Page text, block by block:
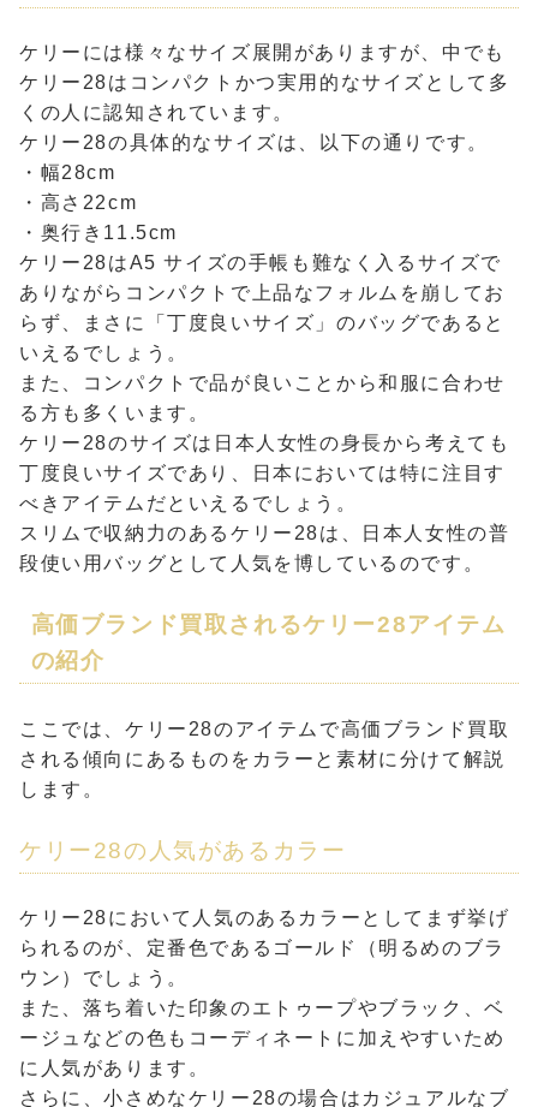
ケリーには様々なサイズ展開がありますが、中でも
ケリー28はコンパクトかつ実用的なサイズとして多
くの人に認知されています。
ケリー28の具体的なサイズは、以下の通りです。
・幅28cm
・高さ22cm
・奥行き11.5cm
ケリー28はA5 サイズの手帳も難なく入るサイズで
ありながらコンパクトで上品なフォルムを崩してお
らず、まさに「丁度良いサイズ」のバッグであると
いえるでしょう。
また、コンパクトで品が良いことから和服に合わせ
る方も多くいます。
ケリー28のサイズは日本人女性の身長から考えても
丁度良いサイズであり、日本においては特に注目す
べきアイテムだといえるでしょう。
スリムで収納力のあるケリー28は、日本人女性の普
段使い用バッグとして人気を博しているのです。
高価ブランド買取されるケリー28アイテム
の紹介
ここでは、ケリー28のアイテムで高価ブランド買取
される傾向にあるものをカラーと素材に分けて解説
します。
ケリー28の人気があるカラー
ケリー28において人気のあるカラーとしてまず挙げ
られるのが、定番色であるゴールド（明るめのブラ
ウン）でしょう。
また、落ち着いた印象のエトゥープやブラック、ベ
ージュなどの色もコーディネートに加えやすいため
に人気があります。
さらに、小さめなケリー28の場合はカジュアルなブ